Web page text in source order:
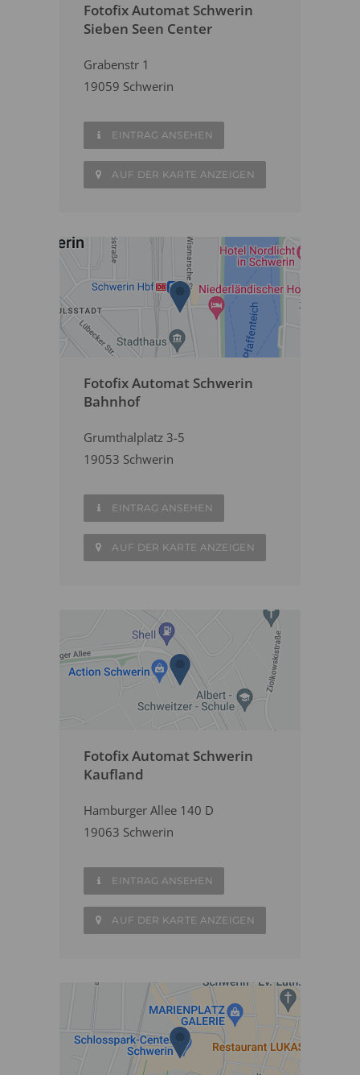
Fotofix Automat Schwerin
Sieben Seen Center
Grabenstr 1
19059 Schwerin
EINTRAG ANSEHEN
AUF DER KARTE ANZEIGEN
Fotofix Automat Schwerin
Bahnhof
Grumthalplatz 3-5
19053 Schwerin
EINTRAG ANSEHEN
AUF DER KARTE ANZEIGEN
Fotofix Automat Schwerin
Kaufland
Hamburger Allee 140 D
19063 Schwerin
EINTRAG ANSEHEN
AUF DER KARTE ANZEIGEN